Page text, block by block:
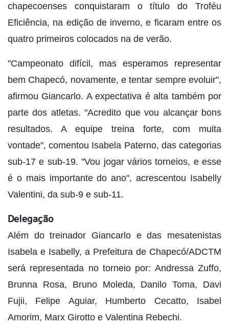
chapecoenses conquistaram o título do Troféu
Eficiência, na edição de inverno, e ficaram entre os
quatro primeiros colocados na de verão.
"Campeonato difícil, mas esperamos representar
bem Chapecó, novamente, e tentar sempre evoluir",
afirmou Giancarlo. A expectativa é alta também por
parte dos atletas. "Acredito que vou alcançar bons
resultados. A equipe treina forte, com muita
vontade", comentou Isabela Paterno, das categorias
sub-17 e sub-19. "Vou jogar vários torneios, e esse
é o mais importante do ano", acrescentou Isabelly
Valentini, da sub-9 e sub-11.
Delegação
Além do treinador Giancarlo e das mesatenistas
Isabela e Isabelly, a Prefeitura de Chapecó/ADCTM
será representada no torneio por: Andressa Zuffo,
Brunna Rosa, Bruno Moleda, Danilo Toma, Davi
Fujii, Felipe Aguiar, Humberto Cecatto, Isabel
Amorim, Marx Girotto e Valentina Rebechi.